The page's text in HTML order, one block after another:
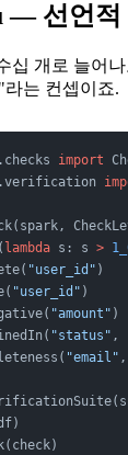
— 선언
십 개로 늘어
는 컨셉이죠.
import
lambda s: s >
"user_id"
"user_id"
"amount"
"status" , [
"email" ,